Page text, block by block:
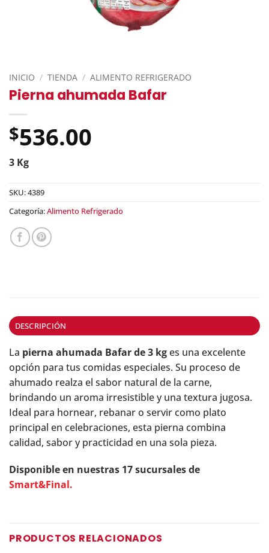
INICIO / TIENDA / ALIMENTO REFRIGERADO
Pierna ahumada Bafar
$536.00
3 Kg
SKU:4389
Categoría:Alimento Refrigerado
DESCRIPCIÓN
La pierna ahumada Bafar de 3 kges una excelente
opción para tus comidas especiales. Su proceso de
ahumado realza el sabor natural de la carne,
brindando un aroma irresistible y una textura jugosa.
Ideal para hornear, rebanar o servir como plato
principal en celebraciones, esta pierna combina
calidad, sabor y practicidad en una sola pieza.
Disponible en nuestras 17 sucursales de
Smart&Final.
PRODUCTOS RELACIONADOS